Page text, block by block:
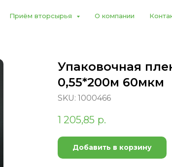
Приём вторсырья О компании
Упаковочная
0,55*200м 60мкм
SKU: 1000466
1 205,85 р.
Добавить в корзину